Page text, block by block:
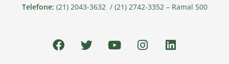
Telefone: (21) 2043-3632 / (21) 2742-3352 – Ramal 500